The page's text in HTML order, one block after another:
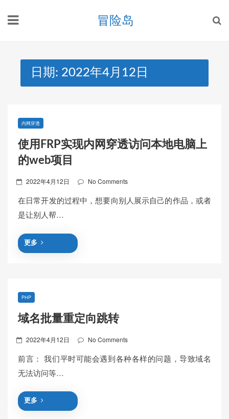
冒险岛
日期: 2022年4月12日
内网穿透
使用FRP实现内网穿透访问本地电脑上
的web项目
Posted
2022年4月12日 No Comments
在日常开发的过程中，想要向别人展示自己的作品，或者
是让别人帮…
更多
PHP
域名批量重定向跳转
Posted
2022年4月12日 No Comments
前言： 我们平时可能会遇到各种各样的问题，导致域名
无法访问等…
更多